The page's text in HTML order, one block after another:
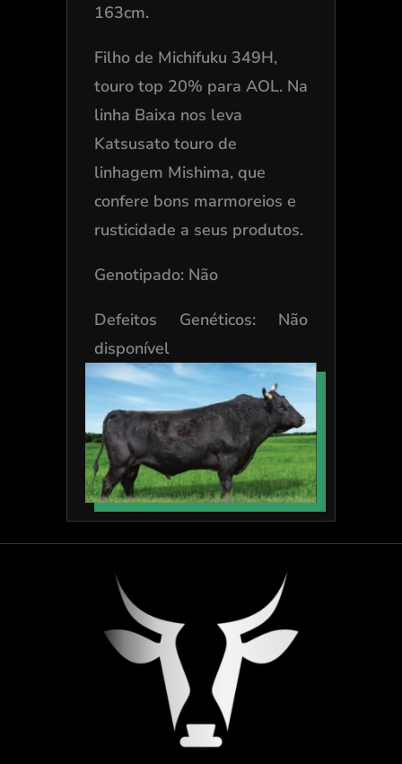
163cm.
Filho de Michifuku 349H,
touro top 20% para AOL. Na
linha Baixa nos leva
Katsusato touro de
linhagem Mishima, que
confere bons marmoreios e
rusticidade a seus produtos.
Genotipado: Não
Defeitos Genéticos: Não
disponível